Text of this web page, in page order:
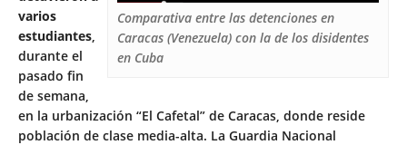
Comparativa entre las detenciones en
Caracas (Venezuela) con la de los disidentes
en Cuba
varios
estudiantes,
durante el
pasado fin
de semana,
en la urbanización “El Cafetal” de Caracas, donde reside
población de clase media-alta. La Guardia Nacional